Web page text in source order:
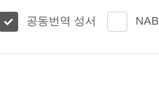
공동번역 성서 NAB